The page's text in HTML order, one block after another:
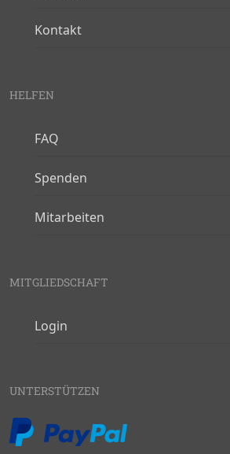
Kontakt
HELFEN
FAQ
Spenden
Mitarbeiten
MITGLIEDSCHAFT
Login
UNTERSTÜTZEN